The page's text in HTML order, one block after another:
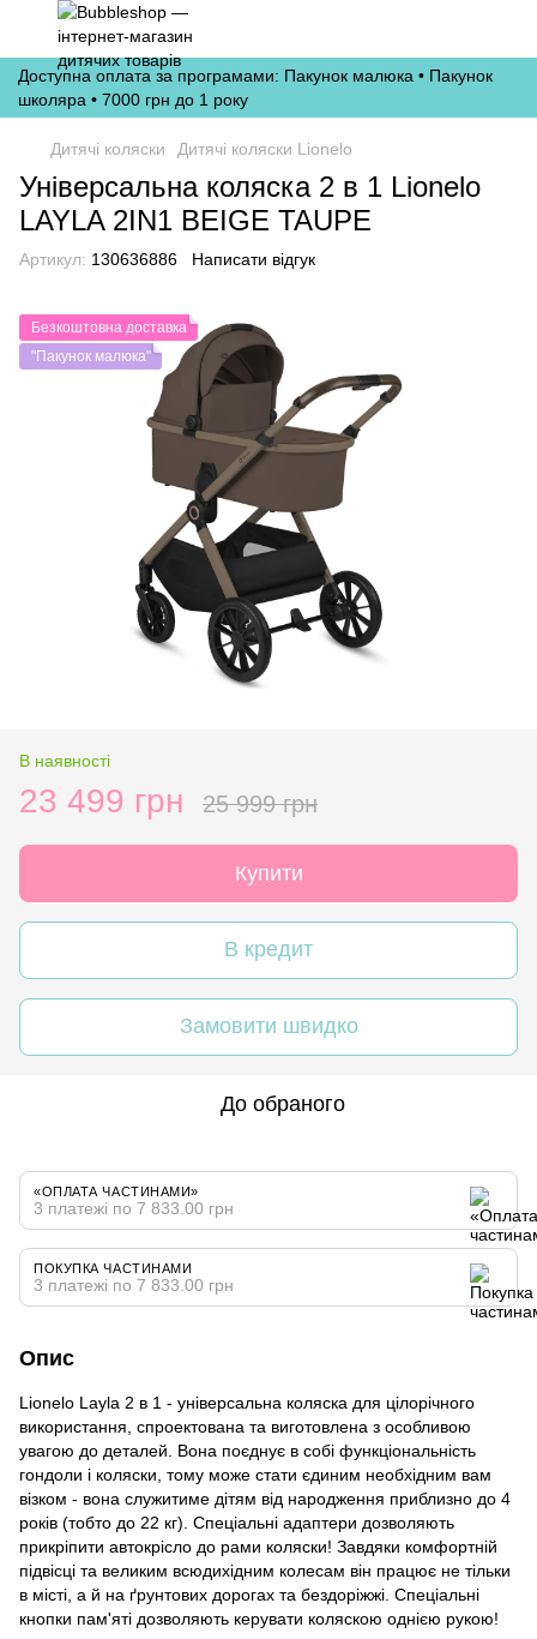
Доступна оплата за програмами: Пакунок малюка • Пакунок
школяра • 7000 грн до 1 року
Дитячі коляски Дитячі коляски Lionelo
Універсальна коляска 2 в 1 Lionelo
LAYLA 2IN1 BEIGE TAUPE
Артикул: 130636886 Написати відгук
Безкоштовна доставка
"Пакунок малюка"
В наявності
23 499 грн 25 999 грн
Купити
В кредит
Замовити швидко
До обраного
«ОПЛАТА ЧАСТИНАМИ»
3 платежі по 7 833.00 грн
ПОКУПКА ЧАСТИНАМИ
3 платежі по 7 833.00 грн
Опис
Lionelo Layla 2 в 1 - універсальна коляска для цілорічного
використання, спроектована та виготовлена з особливою
увагою до деталей. Вона поєднує в собі функціональність
гондоли і коляски, тому може стати єдиним необхідним вам
візком - вона служитиме дітям від народження приблизно до 4
років (тобто до 22 кг). Спеціальні адаптери дозволяють
прикріпити автокрісло до рами коляски! Завдяки комфортній
підвісці та великим всюдихідним колесам він працює не тільки
в місті, а й на ґрунтових дорогах та бездоріжжі. Спеціальні
кнопки пам'яті дозволяють керувати коляскою однією рукою!